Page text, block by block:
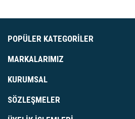
POPÜLER KATEGORILER
MARKALARIMIZ
KURUMSAL
SÖZLEŞMELER